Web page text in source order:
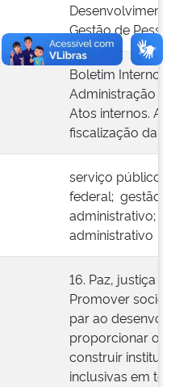
Gestão de
Boletim Interno
Administração
Atos internos.
fiscalização da
serviço público;
federal; gestão
administrativo;
administrativo
16. Paz, justiça
Promover
par ao
proporcionar o
construir
inclusivas em